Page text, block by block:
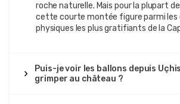
roche naturelle. Mais pour la plupart
cette courte montée figure parmi
physiques les plus gratifiants de la
Puis-je voir les ballons depuis
grimper au château ?